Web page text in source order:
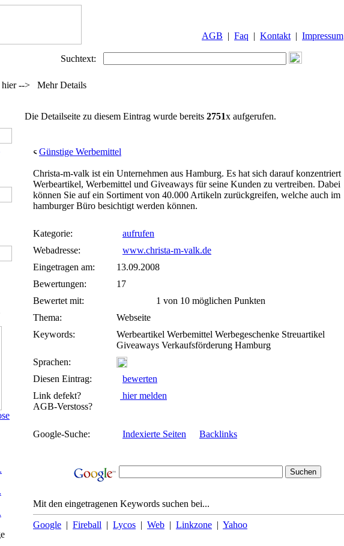
AGB | Faq | Kontakt | Impressum
Suchtext:
hier --> Mehr Details
Die Detailseite zu diesem Eintrag wurde bereits 2751x aufgerufen.
Günstige Werbemittel
Christa-m-valk ist ein Unternehmen aus Hamburg. Es hat sich darauf konzentriert
Werbeartikel, Werbemittel und Giveaways für seine Kunden zu vertreiben. Dabei
können Sie auf ein Sortiment von 40.000 Artikeln zurückgreifen, welche auch im
hamburger Büro besichtigt werden können.
Kategorie:
aufrufen
Webadresse:
www.christa-m-valk.de
Eingetragen am:
13.09.2008
Bewertungen:
17
Bewertet mit:
1 von 10 möglichen Punkten
Thema:
Webseite
Keywords:
Werbeartikel Werbemittel Werbegeschenke Streuartikel
Giveaways Verkaufsförderung Hamburg
Sprachen:
Diesen Eintrag:
bewerten
Link defekt?
AGB-Verstoss?
hier melden
Google-Suche: Indexierte Seiten Backlinks
Mit den eingetragenen Keywords suchen bei...
Google | Fireball | Lycos | Web | Linkzone | Yahoo